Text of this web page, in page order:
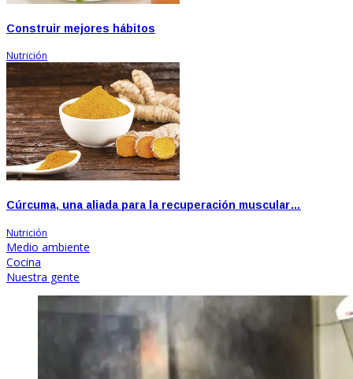
Construir mejores hábitos
Nutrición
Cúrcuma, una aliada para la recuperación muscular…
Nutrición
Medio ambiente
Cocina
Nuestra gente